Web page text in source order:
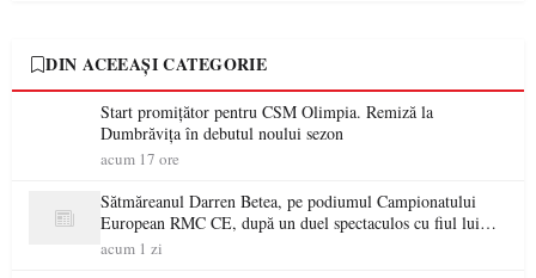
DIN ACEEAȘI CATEGORIE
Start promițător pentru CSM Olimpia. Remiză la
Dumbrăvița în debutul noului sezon
acum 17 ore
Sătmăreanul Darren Betea, pe podiumul Campionatului
European RMC CE, după un duel spectaculos cu fiul lui
Kimi Räikkönen
acum 1 zi